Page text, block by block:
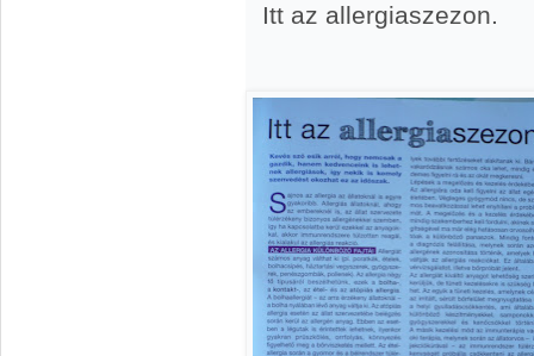
Itt az allergiaszezon.